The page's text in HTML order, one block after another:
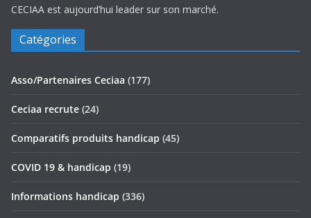
CECIAA est aujourd’hui leader sur son marché.
Catégories
Asso/Partenaires Ceciaa (177)
Ceciaa recrute (24)
Comparatifs produits handicap (45)
COVID 19 & handicap (19)
Informations handicap (336)